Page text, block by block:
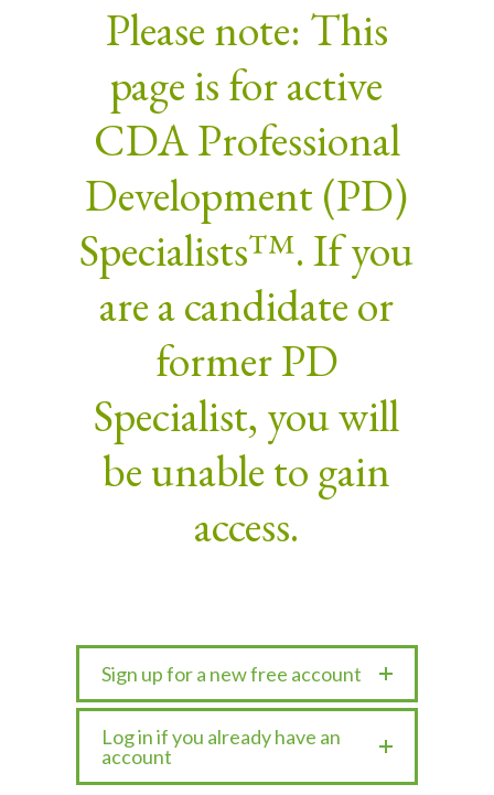
Please note: This
page is for active
CDA Professional
Development (PD)
Specialists™. If you
are a candidate or
former PD
Specialist, you will
be unable to gain
access.
Sign up for a new free account
Log in if you already have an
account